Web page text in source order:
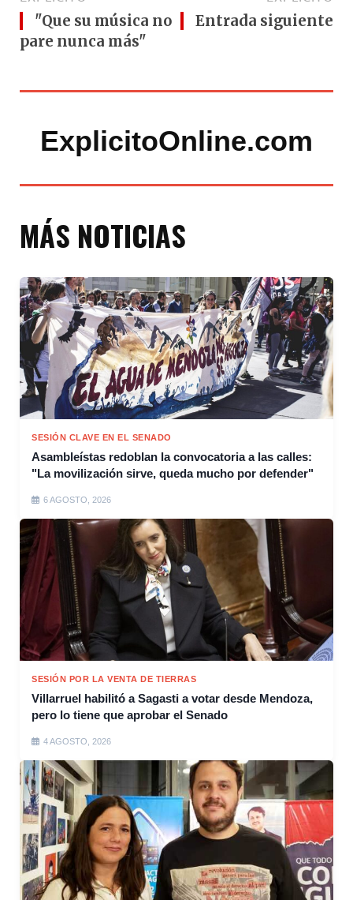
"Que su música no
pare nunca más"
Entrada siguiente
ExplicitoOnline.com
MÁS NOTICIAS
SESIÓN CLAVE EN EL SENADO
Asambleístas redoblan la convocatoria a las calles:
"La movilización sirve, queda mucho por defender"
6 AGOSTO, 2026
SESIÓN POR LA VENTA DE TIERRAS
Villarruel habilitó a Sagasti a votar desde Mendoza,
pero lo tiene que aprobar el Senado
4 AGOSTO, 2026